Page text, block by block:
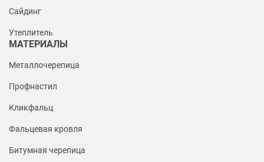
Сайдинг
Утеплитель
МАТЕРИАЛЫ
Металлочерепица
Профнастил
Кликфальц
Фальцевая кровля
Битумная черепица